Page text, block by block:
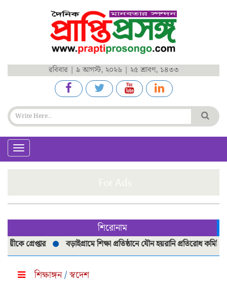
রবিবার | ৯ আগস্ট, ২০২৬ | ২৫ শ্রাবণ, ১৪৩৩
Toggle
navigation
শিরোনাম
বড়াইগ্রামে শিক্ষা প্রতিষ্ঠানে যৌন হয়রানি প্রতিরোধ কমিটি
শিক্ষাঙ্গন/স্বদেশ